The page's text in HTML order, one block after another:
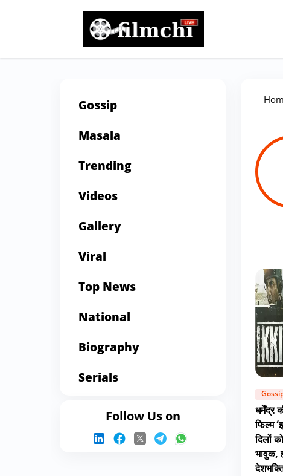
Gossip
Masala
Trending
Videos
Gallery
Viral
Top News
National
Biography
Serials
Follow Us on
धर्मेंद्र
फिल्म
दिलों
भावुक,